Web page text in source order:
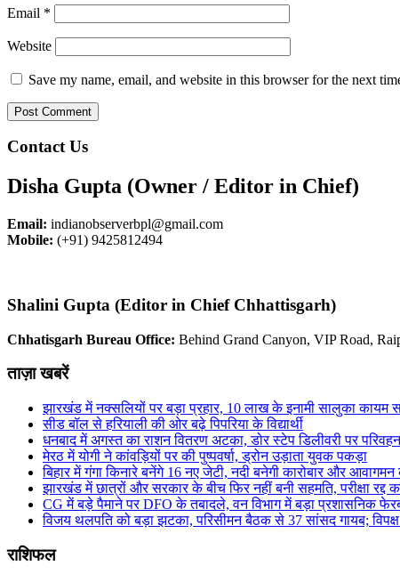
Email *
Website
Save my name, email, and website in this browser for the next
Contact Us
Disha Gupta (Owner / Editor in Chief)
Email: indianobserverbpl@gmail.com
Mobile: (+91) 9425812494
Shalini Gupta (Editor in Chief Chhattisgarh)
Chhatisgarh Bureau Office: Behind Grand Canyon, VIP Road,
ताज़ा खबरें
झारखंड में नक्सलियों पर बड़ा प्रहार, 10 लाख के इनामी सालुका कायम
सीड बॉल से हरियाली की ओर बढ़े पिपरिया के विद्यार्थी
धनबाद में अगस्त का राशन वितरण अटका, डोर स्टेप डिलीवरी पर
मेरठ में योगी ने कांवड़ियों पर की पुष्पवर्षा, ड्रोन उड़ाता युवक पकड़ा
बिहार में गंगा किनारे बनेंगे 16 नए जेटी, नदी बनेगी कारोबार और आवागमन
झारखंड में छात्रों और सरकार के बीच फिर नहीं बनी सहमति, परीक्षा रद्द
CG में बड़े पैमाने पर DFO के तबादले, वन विभाग में बड़ा प्रशासनिक
विजय थलपति को बड़ा झटका, परिसीमन बैठक से 37 सांसद गायब;
राशिफल